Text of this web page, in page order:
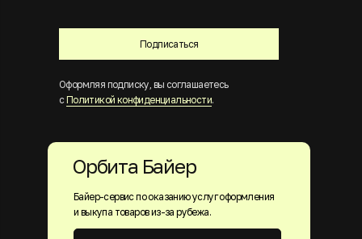
Подписаться
Оформляя подписку, вы соглашаетесь
с Политикой конфиденциальности.
Байер-сервис по оказанию услуг оформления
и выкупа товаров из-за рубежа.
Орбита Байер